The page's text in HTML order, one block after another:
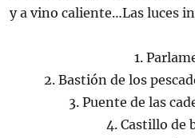
y a vino caliente…Las luces
1.
2. Bastión de los
3. Puente de las
4. Castillo de